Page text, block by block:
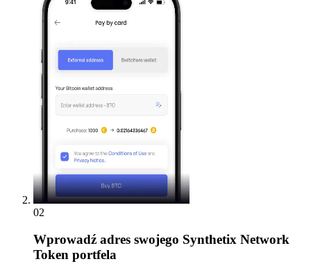
02
Wprowadź adres swojego Synthetix Network
Token portfela